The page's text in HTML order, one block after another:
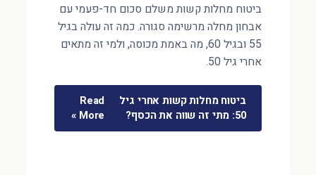
ביטוח מחלות קשות משלם סכום חד-פעמי עם
אבחון מחלה מרשימה סגורה. כמה זה עולה בגיל
55 ובגיל 60, מה באמת מכוסה, ולמי זה מתאים
אחרי גיל 50.
ביטוח מחלות קשות אחרי גיל
50: מתי זה שווה את הכסף?
Read
More »